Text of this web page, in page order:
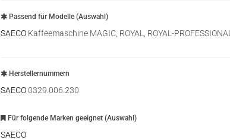
Passend für Modelle (Auswahl)
SAECO Kaffeemaschine MAGIC, ROYAL, ROYAL-PROFESSIONAL
Herstellernummern
SAECO0329.006.230
Für folgende Marken geeignet (Auswahl)
SAECO